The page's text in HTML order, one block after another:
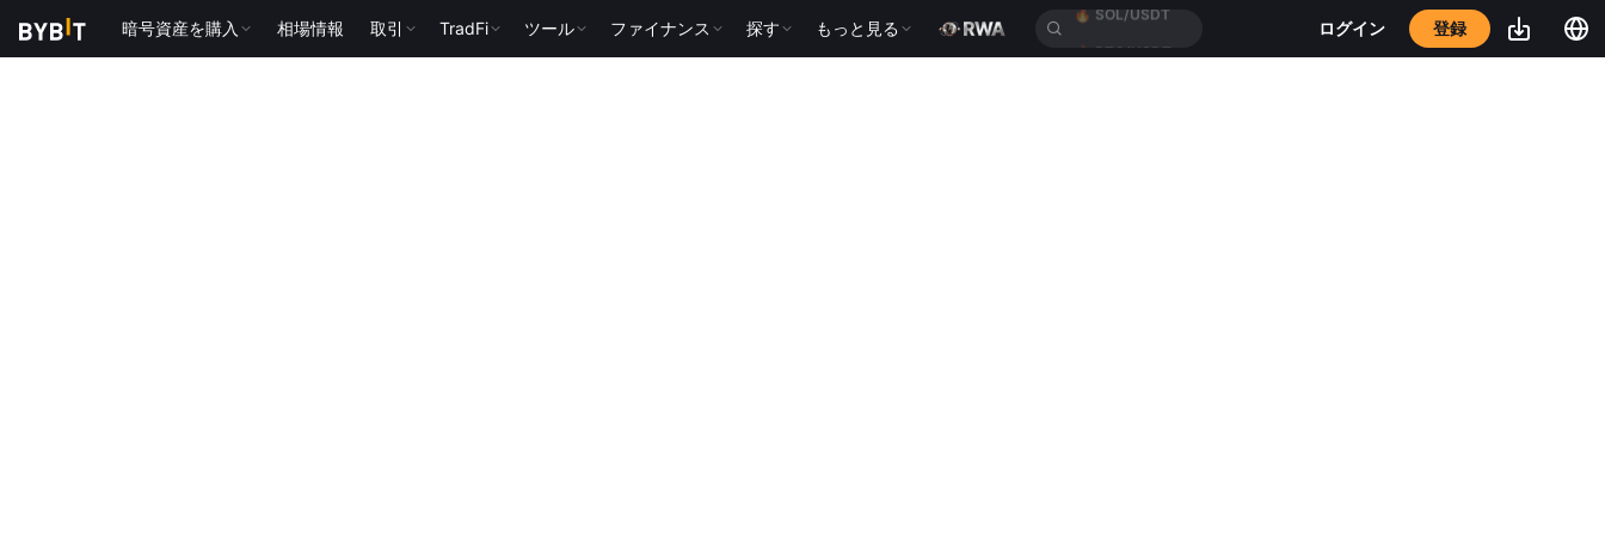
暗号資産を購入 相場情報 取引 TradFi ツール ファイナンス 探す もっと見る 🔥 ログイン 登録